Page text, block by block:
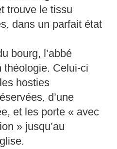
trouve le tissu
dans un parfait état
bourg, l’abbé
théologie. Celui-ci
hosties
d’une
et les porte « avec
» jusqu’au